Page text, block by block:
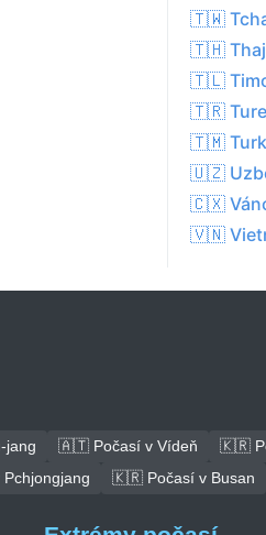
🇹🇼
🇹🇭
🇹🇱
🇹🇷
🇹🇲
🇺🇿
🇨🇽
🇻🇳
🇦🇹 Počasí v Vídeň
🇰🇷
🇰🇷 Počasí v Busan